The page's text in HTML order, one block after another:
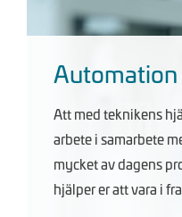
Automation
Att med teknikens
arbete i samarbete
mycket av dagens
hjälper er att vara i